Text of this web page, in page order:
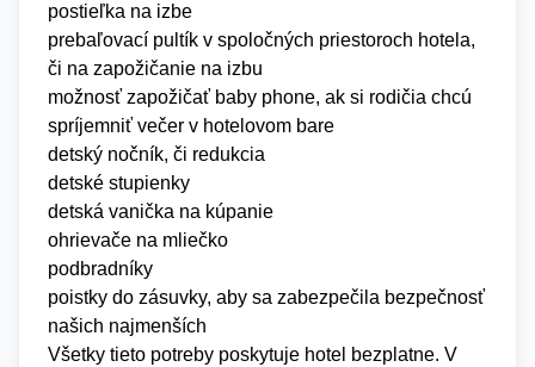
postieľka na izbe
prebaľovací pultík v spoločných priestoroch hotela,
či na zapožičanie na izbu
možnosť zapožičať baby phone, ak si rodičia chcú
spríjemniť večer v hotelovom bare
detský nočník, či redukcia
detské stupienky
detská vanička na kúpanie
ohrievače na mliečko
podbradníky
poistky do zásuvky, aby sa zabezpečila bezpečnosť
našich najmenších
Všetky tieto potreby poskytuje hotel bezplatne. V